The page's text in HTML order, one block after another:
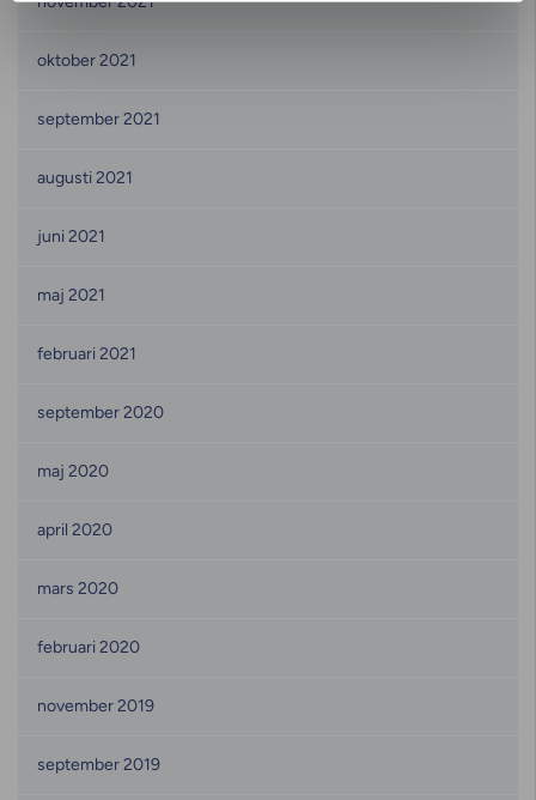
oktober 2021
september 2021
augusti 2021
juni 2021
maj 2021
februari 2021
september 2020
maj 2020
april 2020
mars 2020
februari 2020
november 2019
september 2019